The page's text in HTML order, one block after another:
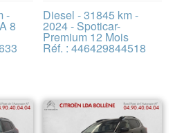
-
8
Diesel - 31845 km -
2024 - Spoticar-
Premium 12 Mois
Réf. : 446429844518